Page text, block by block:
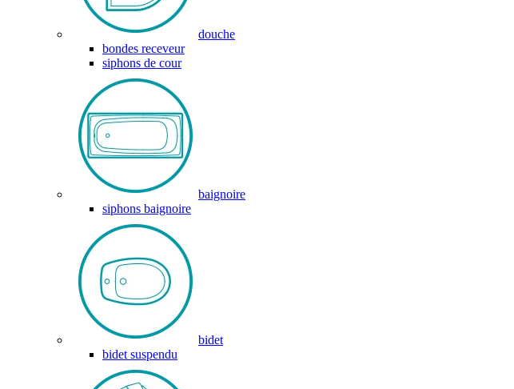
douche
bondes receveur
siphons de cour
baignoire
siphons baignoire
bidet
bidet suspendu